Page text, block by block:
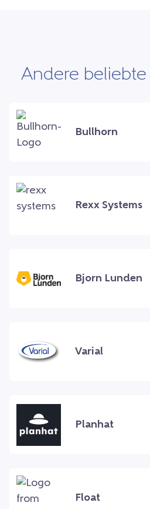
Andere
Bullhorn
Rexx Systems
Bjorn Lunden
Varial
Planhat
Float